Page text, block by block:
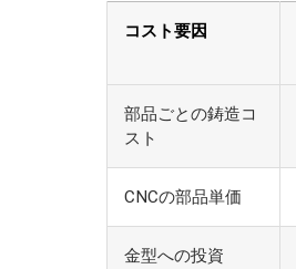
コスト要因
部品ごとの鋳造コ
スト
CNCの部品単価
金型への投資